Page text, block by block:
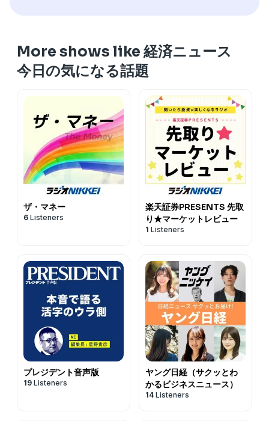
引、先物、オプション、FX、CFDほぼすべて経験済み。シ
ステムトレードで詐欺まがいの被害にあったり、加えてリ
ーマン・ショックで投資資金を「溶かす」。子供の誕生時
一発狙いの短期トレードよりも長期的に利益を積み重ねて
いくことの重要さを痛感した。オフショア香港でヘッジフ
ァンドを立ち上げる寸前に挫折も味わう。日々積立投資の
研究と実践を続けている。
器を手に縛り付けてテレアポ。シゴキには何とか耐えられ
たものの、無知な顧客にノルマ達成のため「はめ込む」営
業に嫌気が差して退社。金融機関の都合で無知な顧客に金
の思いは捨てきれず、後に保険代理店として独立。「経営
者」「税対策」で初年度から生保業界トップ水準である
MDRT基準に到達。本来大好きな相場の道にも手を出す。
相場好きが行き過ぎて元外資系証券トレーダーに師事して
プロのトレーダーを目指す。投資信託、株式現物、信用取
引、先物、オプション、FX、CFDほぼすべて経験済み。シ
ステムトレードで詐欺まがいの被害にあったり、加えてリ
ーマン・ショックで投資資金を「溶かす」。子供の誕生時
に、路頭に迷う寸前に…経験を通じて儲けも損失も大きい
一発狙いの短期トレードよりも長期的に利益を積み重ねて
ァンドを立ち上げる寸前に挫折も味わう。日々積立投資の
研究と実践を続けている。
葬儀会社タイアップセミナー エンディングノートの作り
方・東証一部上場通販会社 女性のためのマネーセミナー
など多数。【経歴】高校時代は応援団で団旗持ち。大学は
な堕落した生活が災いして就職活動ではバブル絶頂期にか
かわらず志望の銀行に全部落ちて、やむなく同じ金融とい
う理由で証券会社に就職。証券会社に就職したとたん、あ
えなくバブルは崩壊。大学時代の自由気ままな生活から一
転、メチャクチャ体育会系の会社でしごかれる。ある日は
１日150軒の飛び込み訪問、またある日は1日400軒の受話
器を手に縛り付けてテレアポ。シゴキには何とか耐えられ
たものの、無知な顧客にノルマ達成のため「はめ込む」営
業に嫌気が差して退社。金融機関の都合で無知な顧客に金
融商品を押し付けている実態に愕然とする。しかし金融へ
者」「税対策」で初年度から生保業界トップ水準である
MDRT基準に到達。本来大好きな相場の道にも手を出す。
相場好きが行き過ぎて元外資系証券トレーダーに師事して
プロのトレーダーを目指す。投資信託、株式現物、信用取
引、先物、オプション、FX、CFDほぼすべて経験済み。シ
ステムトレードで詐欺まがいの被害にあったり、加えてリ
ーマン・ショックで投資資金を「溶かす」。子供の誕生時
に、路頭に迷う寸前に…経験を通じて儲けも損失も大きい
一発狙いの短期トレードよりも長期的に利益を積み重ねて
いくことの重要さを痛感した。オフショア香港でヘッジフ
タイトル：オンラインで始めるFP副業術！↓
https://amzn.to/3Uyl6Yt【引越ししました】元証券マ
ン・ファイナンシャルプランナーで投資アドバイザーのし
んさんです。短時間でサクッと学べる今日の経済ニュー
ス。おススメ再生速度1.5～2倍投資・資産運用のために影
響がありそうなニュースを選んでいます。励みになりま
す！番組へのメッセージはこちらから↓
https://marshmallow-qa.com/u2iiqvfppa7zqmj?
utm_medium=url_text&utm_source=promotionストア
カで初心者・入門者向けの株式投資・資産運用関連講座を
中心にやっています。↓ https://www.street-
academy.com/steachers/559284?
フィール 投資アドバイザー、元証券マン、元デイトレー
ダー、現役FP。主な取得資格歴 ・証券外務員1種・協会
認定FP・2級FP技能士・長期積立投資研究会 主宰講師実
績など現在まで約6000人以上に投資相談を経験。・上場
葬儀会社タイアップセミナー エンディングノートの作り
方・東証一部上場通販会社 女性のためのマネーセミナー
など多数。【経歴】高校時代は応援団で団旗持ち。大学は
首都圏の2流大学で学校にも行かず、毎晩飲み歩く。そん
な堕落した生活が災いして就職活動ではバブル絶頂期にか
かわらず志望の銀行に全部落ちて、やむなく同じ金融とい
More shows like 経済ニュース
今日の気になる話題
ザ・マネー
6 Listeners
楽天証券PRESENTS 先取
り★マーケットレビュー
1 Listeners
プレジデント音声版
19 Listeners
ヤング日経（サクッとわ
かるビジネスニュース）
14 Listeners